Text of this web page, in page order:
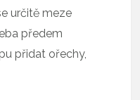
určitě meze
předem
přidat ořechy,